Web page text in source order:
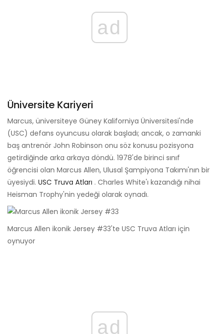
ad
Üniversite Kariyeri
Marcus, üniversiteye Güney Kaliforniya Üniversitesi'nde
(USC) defans oyuncusu olarak başladı; ancak, o zamanki
baş antrenör John Robinson onu söz konusu pozisyona
getirdiğinde arka arkaya döndü. 1978'de birinci sınıf
öğrencisi olan Marcus Allen, Ulusal Şampiyona Takımı'nın bir
üyesiydi. USC Truva Atları . Charles White'ı kazandığı nihai
Heisman Trophy'nin yedeği olarak oynadı.
Marcus Allen ikonik Jersey #33'te USC Truva Atları için
oynuyor
ad